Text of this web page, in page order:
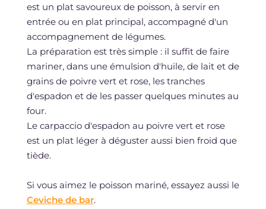
est un plat savoureux de poisson, à servir en
entrée ou en plat principal, accompagné d'un
accompagnement de légumes.
La préparation est très simple : il suffit de faire
mariner, dans une émulsion d'huile, de lait et de
grains de poivre vert et rose, les tranches
d'espadon et de les passer quelques minutes au
four.
Le carpaccio d'espadon au poivre vert et rose
est un plat léger à déguster aussi bien froid que
tiède.
Si vous aimez le poisson mariné, essayez aussi le
Ceviche de bar.